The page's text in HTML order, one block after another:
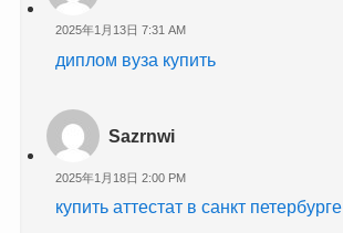
2025年1月13日 7:31 AM
диплом вуза купить
Sazrnwi
2025年1月18日 2:00 PM
купить аттестат в санкт петербурге